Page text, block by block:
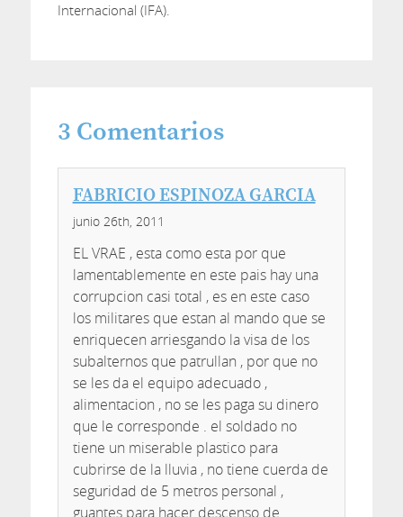
Internacional (IFA).
3 Comentarios
FABRICIO ESPINOZA GARCIA
junio 26th, 2011
EL VRAE , esta como esta por que
lamentablemente en este pais hay una
corrupcion casi total , es en este caso
los militares que estan al mando que se
enriquecen arriesgando la visa de los
subalternos que patrullan , por que no
se les da el equipo adecuado ,
alimentacion , no se les paga su dinero
que le corresponde . el soldado no
tiene un miserable plastico para
cubrirse de la lluvia , no tiene cuerda de
seguridad de 5 metros personal ,
guantes para hacer descenso de